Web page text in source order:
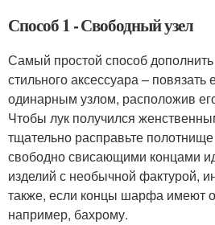
Способ 1 - Свободный узел
Самый простой способ
стильного аксессуара –
одинарным узлом, расположив
Чтобы лук получился
тщательно расправьте
свободно свисающими концами
изделий с необычной фактурой,
также, если концы шарфа имеют
например, бахрому.